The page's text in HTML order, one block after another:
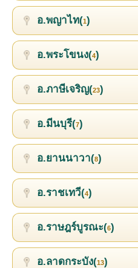
อ.พญาไท(1)
อ.พระโขนง(4)
อ.ภาษีเจริญ(23)
อ.มีนบุรี(7)
อ.ยานนาวา(8)
อ.ราชเทวี(4)
อ.ราษฎร์บูรณะ(6)
อ.ลาดกระบัง(13)